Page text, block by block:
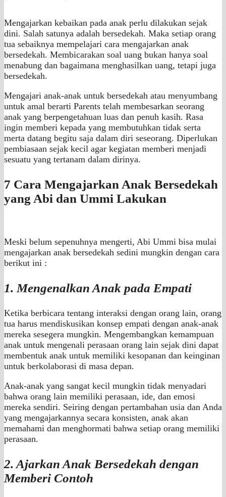
Mengajarkan kebaikan pada anak perlu dilakukan sejak
dini. Salah satunya adalah bersedekah. Maka setiap orang
tua sebaiknya mempelajari cara mengajarkan anak
bersedekah. Membicarakan soal uang bukan hanya soal
menabung dan bagaimana menghasilkan uang, tetapi juga
bersedekah.
Mengajari anak-anak untuk bersedekah atau menyumbang
untuk amal berarti Parents telah membesarkan seorang
anak yang berpengetahuan luas dan penuh kasih. Rasa
ingin memberi kepada yang membutuhkan tidak serta
merta datang begitu saja dalam diri seseorang. Diperlukan
pembiasaan sejak kecil agar kegiatan memberi menjadi
sesuatu yang tertanam dalam dirinya.
7 Cara Mengajarkan Anak Bersedekah
yang Abi dan Ummi Lakukan
Meski belum sepenuhnya mengerti, Abi Ummi bisa mulai
mengajarkan anak bersedekah sedini mungkin dengan cara
berikut ini :
1. Mengenalkan Anak pada Empati
Ketika berbicara tentang interaksi dengan orang lain, orang
tua harus mendiskusikan konsep empati dengan anak-anak
mereka sesegera mungkin. Mengembangkan kemampuan
anak untuk mengenali perasaan orang lain sejak dini dapat
membentuk anak untuk memiliki kesopanan dan keinginan
untuk berkolaborasi di masa depan.
Anak-anak yang sangat kecil mungkin tidak menyadari
bahwa orang lain memiliki perasaan, ide, dan emosi
mereka sendiri. Seiring dengan pertambahan usia dan Anda
yang mengajarkannya secara konsisten, anak akan
memahami dan menghormati bahwa setiap orang memiliki
perasaan.
2. Ajarkan Anak Bersedekah dengan
Memberi Contoh